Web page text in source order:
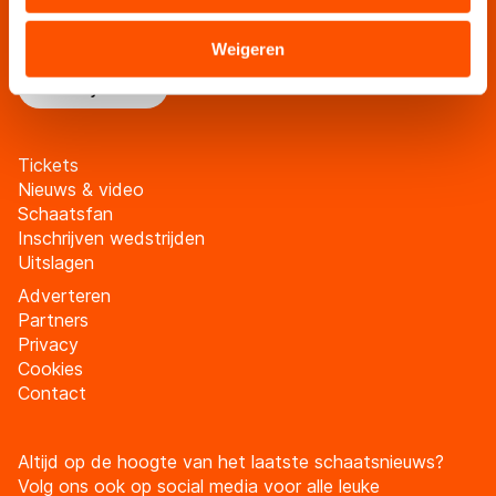
verstrekt of die zij hebben verzameld via hun services.
Sommige partners kunnen gegevens doorgeven aan
landen buiten de EU, zoals de VS, waar mogelijk geen
adequaat beschermingsniveau geldt volgens de GDPR.
Weigeren
Blijf op de hoogte van al het schaatsnieuws via de
Tickets
Nieuws & video
Schaatsfan
Inschrijven wedstrijden
Uitslagen
Adverteren
Partners
Privacy
Cookies
Contact
Altijd op de hoogte van het laatste schaatsnieuws?
Volg ons ook op social media voor alle leuke